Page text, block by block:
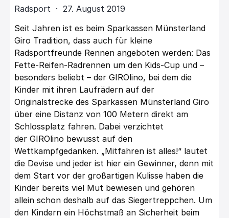
Radsport · 27. August 2019
Seit Jahren ist es beim Sparkassen Münsterland
Giro Tradition, dass auch für kleine
Radsportfreunde Rennen angeboten werden: Das
Fette-Reifen-Radrennen um den Kids-Cup und –
besonders beliebt – der GIROlino, bei dem die
Kinder mit ihren Laufrädern auf der
Originalstrecke des Sparkassen Münsterland Giro
über eine Distanz von 100 Metern direkt am
Schlossplatz fahren. Dabei verzichtet
der GIROlino bewusst auf den
Wettkampfgedanken. „Mitfahren ist alles!“ lautet
die Devise und jeder ist hier ein Gewinner, denn mit
dem Start vor der großartigen Kulisse haben die
Kinder bereits viel Mut bewiesen und gehören
allein schon deshalb auf das Siegertreppchen. Um
den Kindern ein Höchstmaß an Sicherheit beim